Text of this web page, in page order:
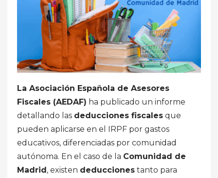
La Asociación Española de Asesores
Fiscales (AEDAF) ha publicado un informe
detallando las deducciones fiscales que
pueden aplicarse en el IRPF por gastos
educativos, diferenciadas por comunidad
autónoma. En el caso de la Comunidad de
Madrid, existen deducciones tanto para